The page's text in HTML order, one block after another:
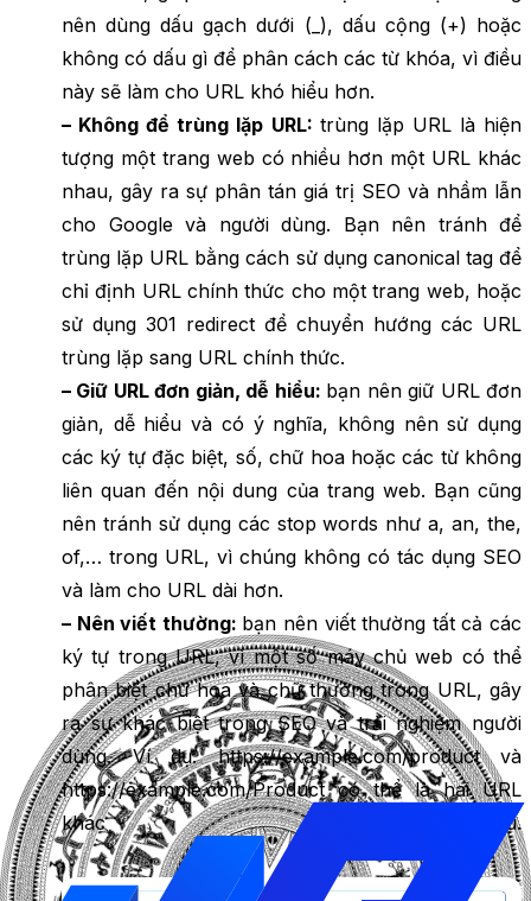
nên dùng dấu gạch dưới (_), dấu cộng (+) hoặc
không có dấu gì để phân cách các từ khóa, vì điều
này sẽ làm cho URL khó hiểu hơn.
– Không để trùng lặp URL: trùng lặp URL là hiện
tượng một trang web có nhiều hơn một URL khác
nhau, gây ra sự phân tán giá trị SEO và nhầm lẫn
cho Google và người dùng. Bạn nên tránh để
trùng lặp URL bằng cách sử dụng canonical tag để
chỉ định URL chính thức cho một trang web, hoặc
sử dụng 301 redirect để chuyển hướng các URL
trùng lặp sang URL chính thức.
– Giữ URL đơn giản, dễ hiểu: bạn nên giữ URL đơn
giản, dễ hiểu và có ý nghĩa, không nên sử dụng
các ký tự đặc biệt, số, chữ hoa hoặc các từ không
liên quan đến nội dung của trang web. Bạn cũng
nên tránh sử dụng các stop words như a, an, the,
of,… trong URL, vì chúng không có tác dụng SEO
và làm cho URL dài hơn.
– Nên viết thường: bạn nên viết thường tất cả các
ký tự trong URL, vì một số máy chủ web có thể
phân biệt chữ hoa và chữ thường trong URL, gây
ra sự khác biệt trong SEO và trải nghiệm người
dùng. Ví dụ: https://example.com/product và
https://example.com/Product có thể là hai URL
khác nhau.